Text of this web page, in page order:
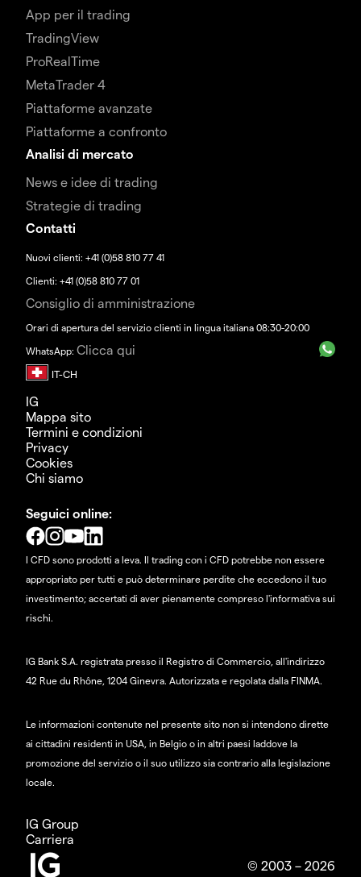
App per il trading
TradingView
ProRealTime
MetaTrader 4
Piattaforme avanzate
Piattaforme a confronto
Analisi di mercato
News e idee di trading
Strategie di trading
Contatti
Nuovi clienti: +41 (0)58 810 77 41
Clienti: +41 (0)58 810 77 01
Consiglio di amministrazione
Orari di apertura del servizio clienti in lingua italiana 08:30-20:00
WhatsApp: Clicca qui
IG
Mappa sito
Termini e condizioni
Privacy
Cookies
Chi siamo
Seguici online:
I CFD sono prodotti a leva. Il trading con i CFD potrebbe non essere
appropriato per tutti e può determinare perdite che eccedono il tuo
investimento; accertati di aver pienamente compreso l'informativa sui
rischi.
IG Bank S.A. registrata presso il Registro di Commercio, all'indirizzo
42 Rue du Rhône, 1204 Ginevra. Autorizzata e regolata dalla FINMA.
Le informazioni contenute nel presente sito non si intendono dirette
ai cittadini residenti in USA, in Belgio o in altri paesi laddove la
promozione del servizio o il suo utilizzo sia contrario alla legislazione
locale.
IG Group
Carriera
© 2003 – 2026